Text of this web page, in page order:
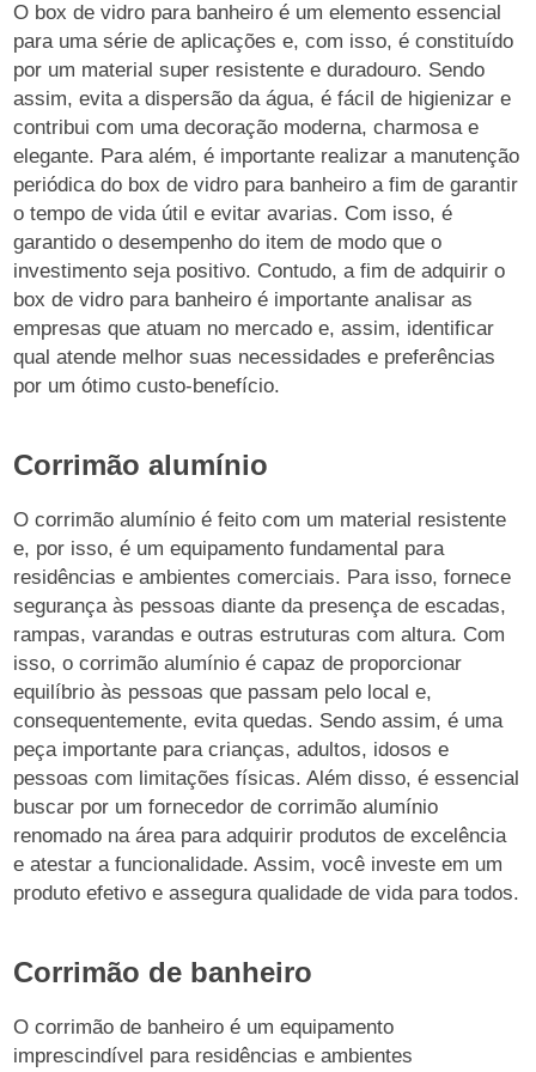
O box de vidro para banheiro é um elemento essencial
para uma série de aplicações e, com isso, é constituído
por um material super resistente e duradouro. Sendo
assim, evita a dispersão da água, é fácil de higienizar e
contribui com uma decoração moderna, charmosa e
elegante. Para além, é importante realizar a manutenção
periódica do box de vidro para banheiro a fim de garantir
o tempo de vida útil e evitar avarias. Com isso, é
garantido o desempenho do item de modo que o
investimento seja positivo. Contudo, a fim de adquirir o
box de vidro para banheiro é importante analisar as
empresas que atuam no mercado e, assim, identificar
qual atende melhor suas necessidades e preferências
por um ótimo custo-benefício.
Corrimão alumínio
O corrimão alumínio é feito com um material resistente
e, por isso, é um equipamento fundamental para
residências e ambientes comerciais. Para isso, fornece
segurança às pessoas diante da presença de escadas,
rampas, varandas e outras estruturas com altura. Com
isso, o corrimão alumínio é capaz de proporcionar
equilíbrio às pessoas que passam pelo local e,
consequentemente, evita quedas. Sendo assim, é uma
peça importante para crianças, adultos, idosos e
pessoas com limitações físicas. Além disso, é essencial
buscar por um fornecedor de corrimão alumínio
renomado na área para adquirir produtos de excelência
e atestar a funcionalidade. Assim, você investe em um
produto efetivo e assegura qualidade de vida para todos.
Corrimão de banheiro
O corrimão de banheiro é um equipamento
imprescindível para residências e ambientes